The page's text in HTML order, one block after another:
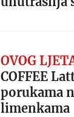
OVOG
COFFEE
porukama
limenkama